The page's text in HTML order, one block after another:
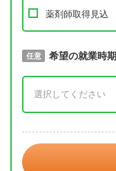
薬剤師取得見込
必須 取得予定年
任意 希望の就業時期